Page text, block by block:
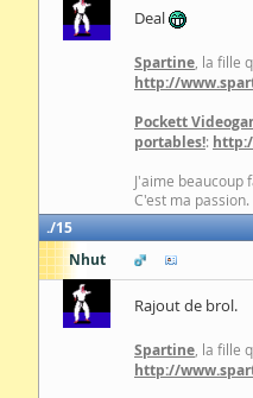
Deal
Spartine, la fille
http://
Pockett
portables!:
J'aime beaucoup
C'est ma passion.
15
Nhut
Rajout de brol.
Spartine, la fille
http://